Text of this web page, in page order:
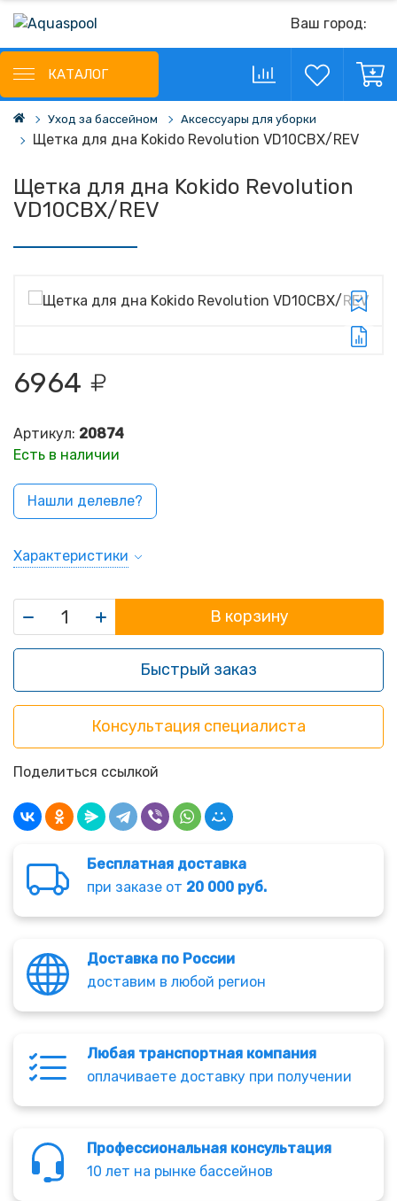
Ваш город:
КАТАЛОГ
Уход за бассейном Аксессуары для уборки
Щетка для дна Kokido Revolution VD10CBX/REV
Щетка для дна Kokido Revolution
VD10CBX/REV
6964
Артикул: 20874
Есть в наличии
Нашли делевле?
Характеристики
В корзину
Быстрый заказ
Консультация специалиста
Поделиться ссылкой
Бесплатная доставка
при заказе от 20 000 руб.
Доставка по России
доставим в любой регион
Любая транспортная компания
оплачиваете доставку при получении
Профессиональная консультация
10 лет на рынке бассейнов